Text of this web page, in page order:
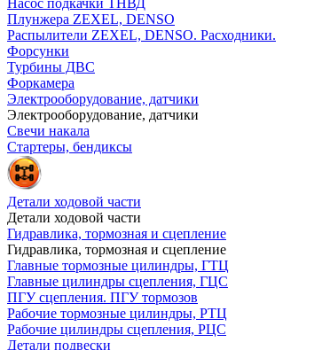
Насос подкачки ТНВД
Плунжера ZEXEL, DENSO
Распылители ZEXEL, DENSO. Расходники.
Форсунки
Турбины ДВС
Форкамера
Электрооборудование, датчики
Электрооборудование, датчики
Свечи накала
Стартеры, бендиксы
Детали ходовой части
Детали ходовой части
Гидравлика, тормозная и сцепление
Гидравлика, тормозная и сцепление
Главные тормозные цилиндры, ГТЦ
Главные цилиндры сцепления, ГЦС
ПГУ сцепления. ПГУ тормозов
Рабочие тормозные цилиндры, РТЦ
Рабочие цилиндры сцепления, РЦС
Детали подвески